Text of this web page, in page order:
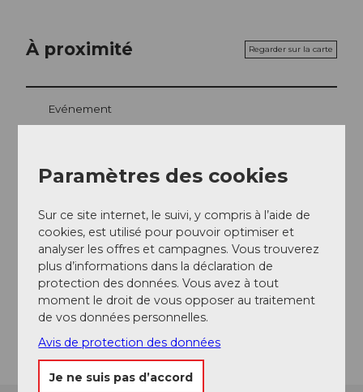
À proximité Regarder sur la carte
Evénement
Emplacement de l'événement
Haldenstrasse
6006Luzern
Website
Arrivée
Paramètres des cookies
Sur ce site internet, le suivi, y compris à l’aide de
cookies, est utilisé pour pouvoir optimiser et
analyser les offres et campagnes. Vous trouverez
plus d’informations dans la déclaration de
protection des données. Vous avez à tout
moment le droit de vous opposer au traitement
de vos données personnelles.
Avis de protection des données
Je ne suis pas d’accord